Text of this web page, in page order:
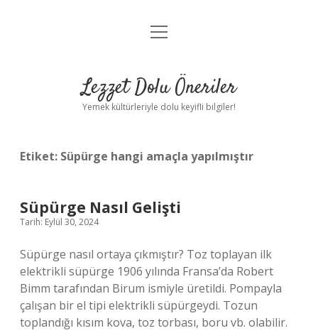
Anasayfa
Yasal Uyarı
menüyü
Lezzet Dolu Öneriler
Yemek kültürleriyle dolu keyifli bilgiler!
Etiket: Süpürge hangi amaçla yapılmıştır
Süpürge Nasıl Gelişti
Tarih: Eylül 30, 2024
Süpürge nasıl ortaya çıkmıştır? Toz toplayan ilk
elektrikli süpürge 1906 yılında Fransa’da Robert
Bimm tarafından Birum ismiyle üretildi. Pompayla
çalışan bir el tipi elektrikli süpürgeydi. Tozun
toplandığı kısım kova, toz torbası, boru vb. olabilir.